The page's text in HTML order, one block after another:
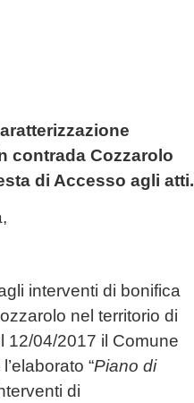
contrada Cozzarolo
di Accesso agli atti.
interventi di bonifica
nel territorio di
12/04/2017 il Comune
“Piano di
di